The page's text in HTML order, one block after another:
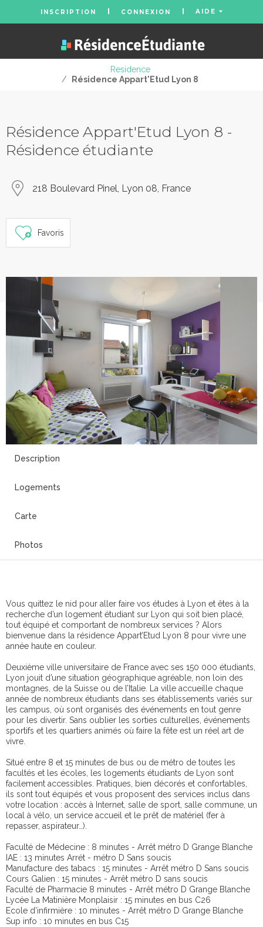
INSCRIPTION CONNEXION AIDE
Residence
/
Résidence Appart'Etud Lyon 8
Résidence Appart'Etud Lyon 8 -
Résidence étudiante
218 Boulevard Pinel, Lyon 08, France
Favoris
Description
Logements
Carte
Photos
Vous quittez le nid pour aller faire vos études à Lyon et êtes à la
recherche d’un logement étudiant sur Lyon qui soit bien placé,
tout équipé et comportant de nombreux services ? Alors
bienvenue dans la résidence Appart’Etud Lyon 8 pour vivre une
année haute en couleur.
Deuxième ville universitaire de France avec ses 150 000 étudiants,
Lyon jouit d’une situation géographique agréable, non loin des
montagnes, de la Suisse ou de l’Italie. La ville accueille chaque
année de nombreux étudiants dans ses établissements variés sur
les campus, où sont organisés des événements en tout genre
pour les divertir. Sans oublier les sorties culturelles, événements
sportifs et les quartiers animés où faire la fête est un réel art de
vivre.
Situé entre 8 et 15 minutes de bus ou de métro de toutes les
facultés et les écoles, les logements étudiants de Lyon sont
facilement accessibles. Pratiques, bien décorés et confortables,
ils sont tout équipés et vous proposent des services inclus dans
votre location : accès à Internet, salle de sport, salle commune, un
local à vélo, un service accueil et le prêt de matériel (fer à
repasser, aspirateur…).
Faculté de Médecine : 8 minutes - Arrêt métro D Grange Blanche
IAE : 13 minutes Arrét - métro D Sans soucis
Manufacture des tabacs : 15 minutes - Arrêt métro D Sans soucis
Cours Galien : 15 minutes - Arrêt métro D sans soucis
Faculté de Pharmacie 8 minutes - Arrêt métro D Grange Blanche
Lycée La Matinière Monplaisir : 15 minutes en bus C26
Ecole d’infirmière : 10 minutes - Arrêt métro D Grange Blanche
Sup info : 10 minutes en bus C15